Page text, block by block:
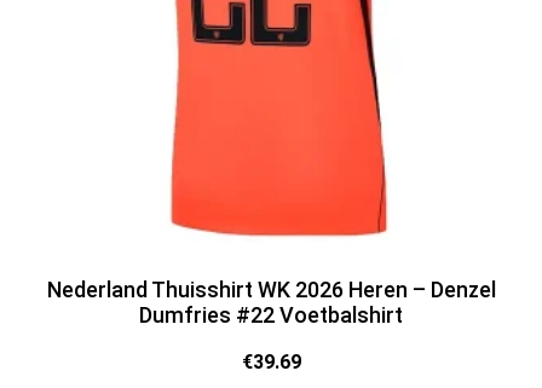
Nederland Thuisshirt WK 2026 Heren – Denzel
Dumfries #22 Voetbalshirt
€39.69